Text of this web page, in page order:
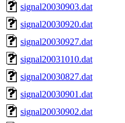
signal20030903.dat
signal20030920.dat
signal20030927.dat
signal20031010.dat
signal20030827.dat
signal20030901.dat
signal20030902.dat